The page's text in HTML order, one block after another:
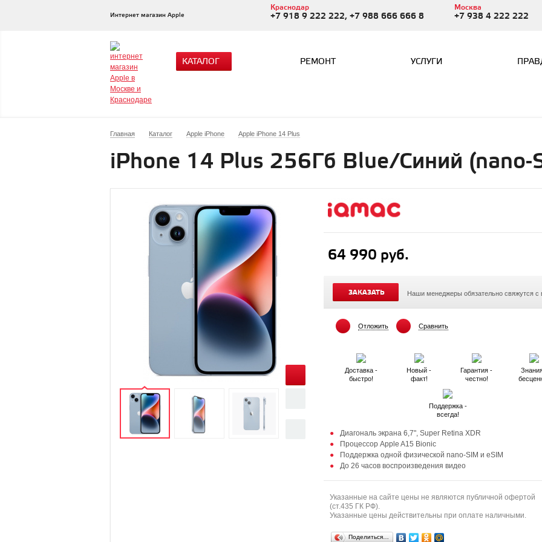
Интернет магазин Apple
Краснодар
+7 918 9 222 222, +7 988 666 666 8
Москва
+7 938 4 222 222
КАТАЛОГ РЕМОНТ УСЛУГИ
Главная Каталог Apple iPhone Apple iPhone 14 Plus
iPhone 14 Plus 256Гб Blue/Синий (nano-
64 990 руб.
ЗАКАЗАТЬ Наши менеджеры обязательно свяжутся с
Отложить Сравнить
Доставка -
быстро!
Новый -
факт!
Гарантия -
честно!
Поддержка -
всегда!
Диагональ экрана 6,7", Super Retina XDR
Процессор Apple A15 Bionic
Поддержка одной физической nano-SIM и eSIM
До 26 часов воспроизведения видео
Указанные на сайте цены не являются публичной офертой
(ст.435 ГК РФ).
Указанные цены действительны при оплате наличными.
Поделиться…